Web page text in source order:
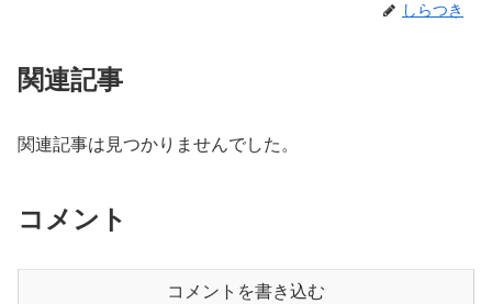
しらつき
関連記事
関連記事は見つかりませんでした。
コメント
コメントを書き込む